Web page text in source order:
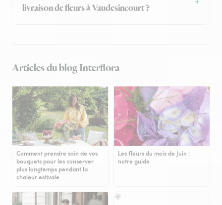
livraison de fleurs à Vaudesincourt ?
Articles du blog Interflora
Comment prendre soin de vos
bouquets pour les conserver
plus longtemps pendant la
chaleur estivale
Les fleurs du mois de Juin :
notre guide